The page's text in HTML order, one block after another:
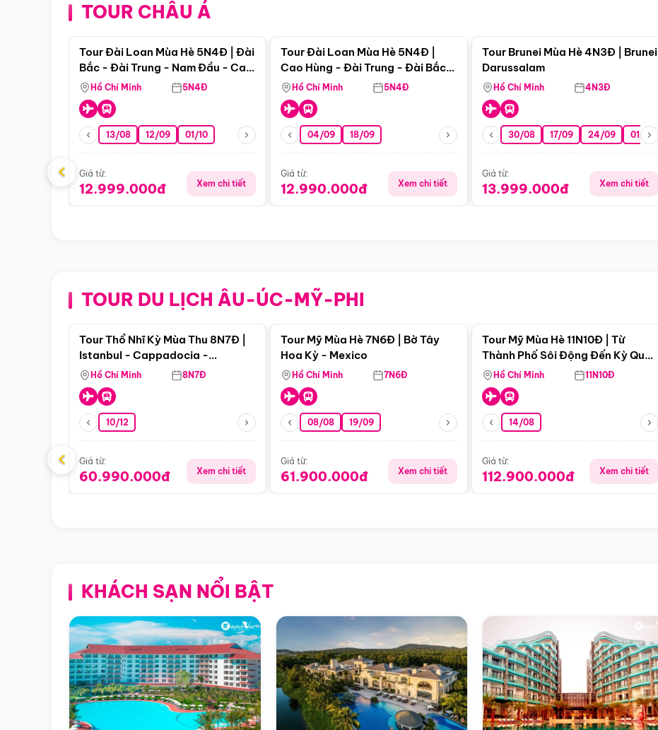
TOUR CHÂU ÁĐiểm nổi bật
Tour Đài Loan Mùa Hè 5N4Đ | Đài
Bắc - Đài Trung - Nam Đầu - Cao
Hùng ( Bay Vn)
Hồ Chí Minh 5N4Đ
13/08 12/09 01/10
Giá từ:
12.999.000đ Xem chi tiết
Tour Đài Loan Mùa Hè 5N4Đ |
Cao Hùng - Đài Trung - Đài Bắc
(Bay Vj)
Hồ Chí Minh 5N4Đ
04/09 18/09
Giá từ:
12.990.000đ Xem chi tiết
Tour Brunei Mùa Hè 4N3Đ | Brunei
Darussalam
Hồ Chí Minh 4N3Đ
30/08 17/09 24/09 01/10
Giá từ:
13.999.000đ Xem chi tiết
‹
TOUR DU LỊCH ÂU-ÚC-MỸ-PHI
Điểm nổi bật
Tour Thổ Nhĩ Kỳ Mùa Thu 8N7Đ |
Istanbul - Cappadocia -
Pamukkale
Hồ Chí Minh 8N7Đ
10/12
Giá từ:
60.990.000đ Xem chi tiết
Tour Mỹ Mùa Hè 7N6Đ | Bờ Tây
Hoa Kỳ - Mexico
Hồ Chí Minh 7N6Đ
08/08 19/09
Giá từ:
61.900.000đ Xem chi tiết
Tour Mỹ Mùa Hè 11N10Đ | Từ
Thành Phố Sôi Động Đến Kỳ Quan
Thiên Nhiên Mỹ
Hồ Chí Minh 11N10Đ
14/08
Giá từ:
112.900.000đ Xem chi tiết
‹
KHÁCH SẠN NỔI BẬT